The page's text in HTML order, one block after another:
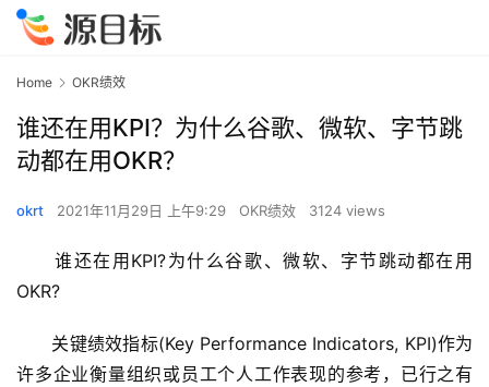
Home OKR绩效
谁还在用KPI？为什么谷歌、微软、字节跳
动都在用OKR？
okrt 2021年11月29日 上午9:29 OKR绩效 3124 views
谁还在用KPI?为什么谷歌、微软、字节跳动都在用
OKR?
关键绩效指标(Key Performance Indicators, KPI)作为
许多企业衡量组织或员工个人工作表现的参考，已行之有